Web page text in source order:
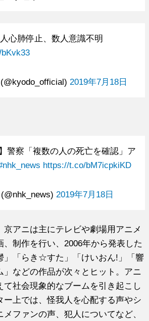
心肺停止、数人意識不明
2019年7月18日
警察「複数の人の死亡を確認」ア
https://t.co/bM7icpkiKD
2019年7月18日
京アニは主にテレビや劇場用アニメ
、制作を行い、2006年から発表した
」「らき☆すた」「けいおん!」「響
」などの作品が次々とヒット。アニ
て社会現象的なブームを引き起こし
ー上では、怪我人を心配する声やシ
メファンの声、犯人についてなど、